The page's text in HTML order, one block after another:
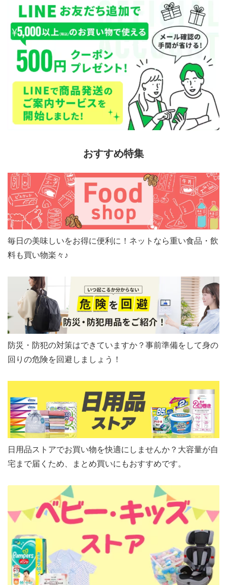
おすすめ特集
毎日の美味しいをお得に便利に！ネットなら重い食品・飲
料も買い物楽々♪
防災・防犯の対策はできていますか？事前準備をして身の
回りの危険を回避しましょう！
日用品ストアでお買い物を快適にしませんか？大容量が自
宅まで届くため、まとめ買いにもおすすめです。